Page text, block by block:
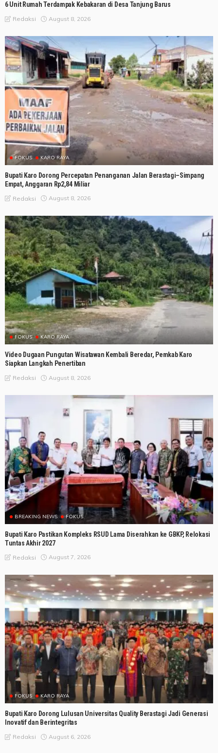
6 Unit Rumah Terdampak Kebakaran di Desa Tanjung Barus
Redaksi August 8, 2026
FOKUS KARO RAYA
Bupati Karo Dorong Percepatan Penanganan Jalan Berastagi–Simpang
Empat, Anggaran Rp2,84 Miliar
Redaksi August 8, 2026
FOKUS KARO RAYA
Video Dugaan Pungutan Wisatawan Kembali Beredar, Pemkab Karo
Siapkan Langkah Penertiban
Redaksi August 8, 2026
BREAKING NEWS FOKUS
Bupati Karo Pastikan Kompleks RSUD Lama Diserahkan ke GBKP, Relokasi
Tuntas Akhir 2027
Redaksi August 7, 2026
FOKUS KARO RAYA
Bupati Karo Dorong Lulusan Universitas Quality Berastagi Jadi Generasi
Inovatif dan Berintegritas
Redaksi August 6, 2026